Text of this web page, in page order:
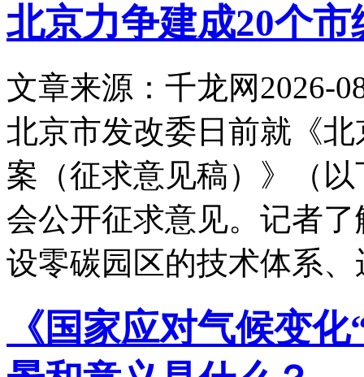
北京力争建成20个
文章来源：千龙网2026-
北京市发改委日前就《
案（征求意见稿）》（
会公开征求意见。记者
设零碳园区的技术体系、
《国家应对气候变